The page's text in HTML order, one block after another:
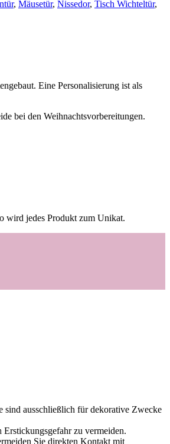
, Mäusetür, Nissedor, Tisch Wichteltür,
Eine Personalisierung ist als
bei den Weihnachtsvorbereitungen.
wird jedes Produkt zum Unikat.
ausschließlich für dekorative Zwecke
zu vermeiden.
Sie direkten Kontakt mit